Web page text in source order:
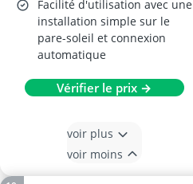
Facilité d'utilisation avec une
installation simple sur le
pare-soleil et connexion
automatique
Vérifier le prix →
voir plus
voir moins